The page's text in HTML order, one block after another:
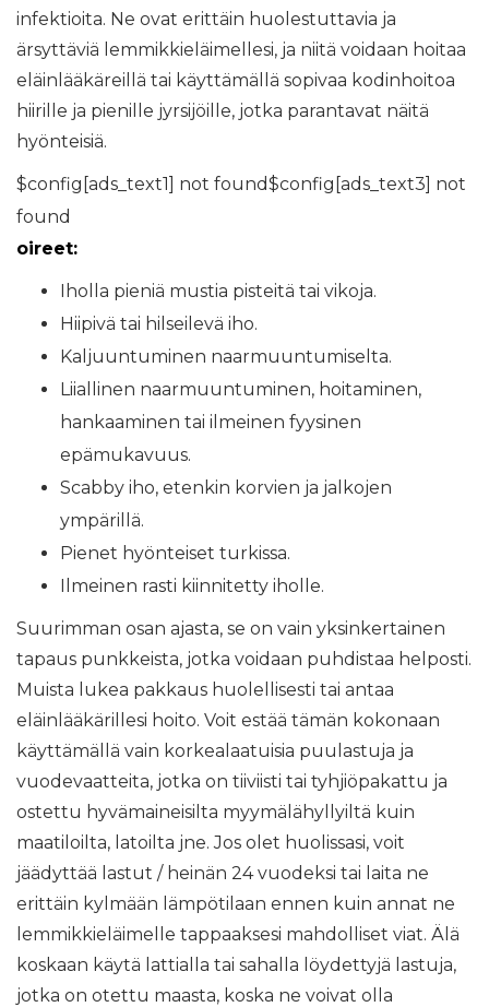
infektioita. Ne ovat erittäin huolestuttavia ja
ärsyttäviä lemmikkieläimellesi, ja niitä voidaan hoitaa
eläinlääkäreillä tai käyttämällä sopivaa kodinhoitoa
hiirille ja pienille jyrsijöille, jotka parantavat näitä
hyönteisiä.
$config[ads_text1] not found$config[ads_text3] not
found
oireet:
Iholla pieniä mustia pisteitä tai vikoja.
Hiipivä tai hilseilevä iho.
Kaljuuntuminen naarmuuntumiselta.
Liiallinen naarmuuntuminen, hoitaminen,
hankaaminen tai ilmeinen fyysinen
epämukavuus.
Scabby iho, etenkin korvien ja jalkojen
ympärillä.
Pienet hyönteiset turkissa.
Ilmeinen rasti kiinnitetty iholle.
Suurimman osan ajasta, se on vain yksinkertainen
tapaus punkkeista, jotka voidaan puhdistaa helposti.
Muista lukea pakkaus huolellisesti tai antaa
eläinlääkärillesi hoito. Voit estää tämän kokonaan
käyttämällä vain korkealaatuisia puulastuja ja
vuodevaatteita, jotka on tiiviisti tai tyhjiöpakattu ja
ostettu hyvämaineisilta myymälähyllyiltä kuin
maatiloilta, latoilta jne. Jos olet huolissasi, voit
jäädyttää lastut / heinän 24 vuodeksi tai laita ne
erittäin kylmään lämpötilaan ennen kuin annat ne
lemmikkieläimelle tappaaksesi mahdolliset viat. Älä
koskaan käytä lattialla tai sahalla löydettyjä lastuja,
jotka on otettu maasta, koska ne voivat olla